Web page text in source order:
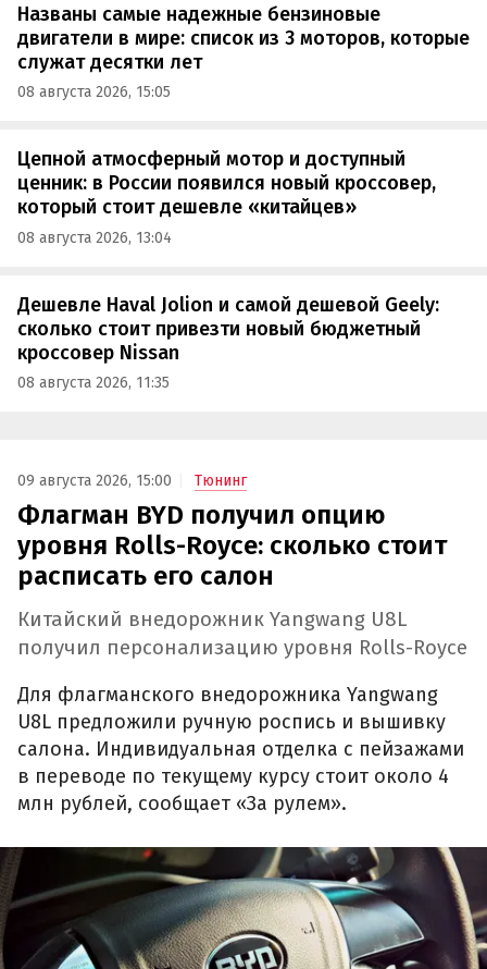
Названы самые надежные бензиновые
двигатели в мире: список из 3 моторов, которые
служат десятки лет
08 августа 2026, 15:05
Цепной атмосферный мотор и доступный
ценник: в России появился новый кроссовер,
который стоит дешевле «китайцев»
08 августа 2026, 13:04
Дешевле Haval Jolion и самой дешевой Geely:
сколько стоит привезти новый бюджетный
кроссовер Nissan
08 августа 2026, 11:35
09 августа 2026, 15:00 Тюнинг
Флагман BYD получил опцию
уровня Rolls-Royce: сколько стоит
расписать его салон
Китайский внедорожник Yangwang U8L
получил персонализацию уровня Rolls-Royce
Для флагманского внедорожника Yangwang
U8L предложили ручную роспись и вышивку
салона. Индивидуальная отделка с пейзажами
в переводе по текущему курсу стоит около 4
млн рублей, сообщает «За рулем».